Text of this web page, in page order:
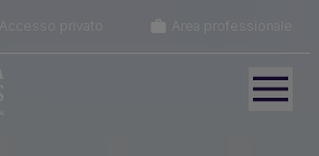
Accesso privato Area professionale